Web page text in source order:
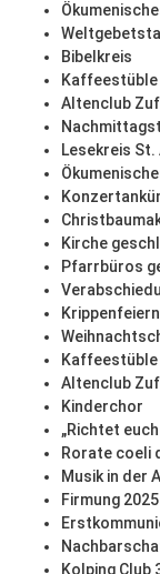
Bibelkreis
Altenclub
Lesekreis
Kirche
Pfarrbüros
Altenclub
Kinderchor
„Richtet
Rorate coeli
Musik in der
Firmung
Kolping Club